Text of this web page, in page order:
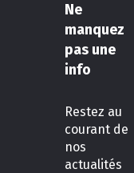
Ne
manquez
pas une
info
Restez au
courant de
nos
actualités
SASU Dedix
Bandol – Var
Politique de
générales de location
Follow Us :LinkedIn